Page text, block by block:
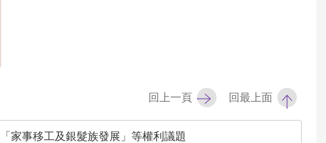
回上一頁 回最上面
家事移工及銀髮族發展」等權利議題